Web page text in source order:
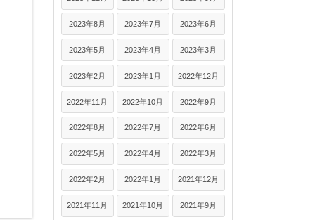
2023年8月 2023年7月 2023年6月
2023年5月 2023年4月 2023年3月
2023年2月 2023年1月 2022年12月
2022年11月 2022年10月 2022年9月
2022年8月 2022年7月 2022年6月
2022年5月 2022年4月 2022年3月
2022年2月 2022年1月 2021年12月
2021年11月 2021年10月 2021年9月